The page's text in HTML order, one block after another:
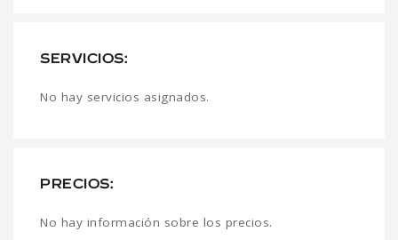
SERVICIOS:
No hay servicios asignados.
PRECIOS:
No hay información sobre los precios.